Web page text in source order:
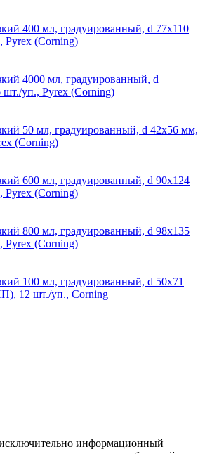
400 мл, градуированный, d 77х110
Pyrex (Corning)
4000 мл, градуированный, d
шт./уп., Pyrex (Corning)
50 мл, градуированный, d 42х56 мм,
(Corning)
600 мл, градуированный, d 90х124
Pyrex (Corning)
800 мл, градуированный, d 98х135
Pyrex (Corning)
100 мл, градуированный, d 50х71
12 шт./уп., Corning
информационный